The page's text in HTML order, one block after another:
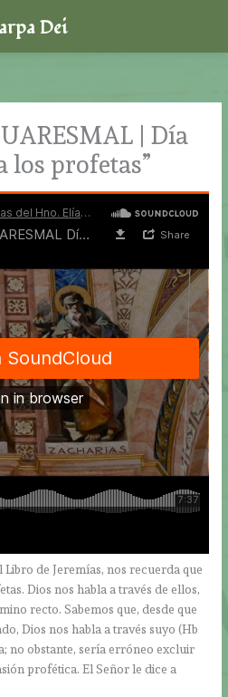
| Día
los profetas”
de Jeremías, nos recuerda que
Dios nos habla a través de ellos,
recto. Sabemos que, desde que
Dios nos habla a través suyo (Hb
no obstante, sería erróneo excluir
profética. El Señor le dice a
Dei